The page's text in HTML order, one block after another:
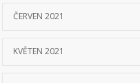
ČERVEN 2021
KVĚTEN 2021